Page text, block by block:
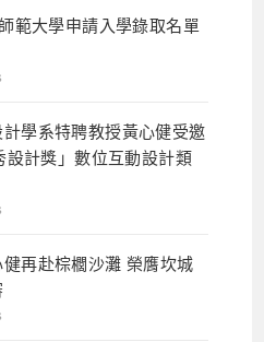
範大學申請入學錄取名單
學系特聘教授黃心健受邀
設計獎」數位互動設計類
再赴棕櫚沙灘 榮膺坎城